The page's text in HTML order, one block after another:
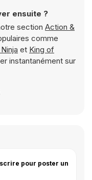
ensuite ?
section Action &
comme
et King of
instantanément sur
pour poster un